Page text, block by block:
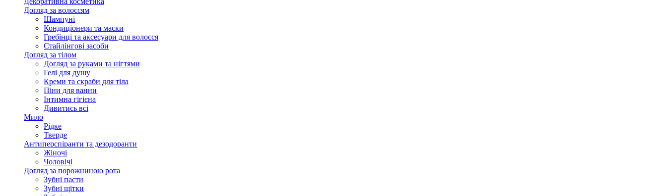
Догляд за волоссям
Шампуні
Кондиціонери та маски
Гребінці та аксесуари для волосся
Стайлінгові засоби
Догляд за тілом
Догляд за руками та нігтями
Гелі для душу
Креми та скраби для тіла
Піни для ванни
Інтимна гігієна
Дивитись всі
Мило
Рідке
Тверде
Антиперспіранти та дезодоранти
Жіночі
Чоловічі
Догляд за порожниною рота
Зубні пасти
Зубні щітки